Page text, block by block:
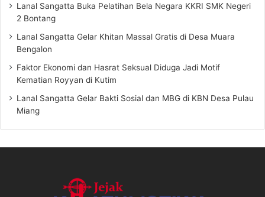
Lanal Sangatta Buka Pelatihan Bela Negara KKRI SMK Negeri
2 Bontang
Lanal Sangatta Gelar Khitan Massal Gratis di Desa Muara
Bengalon
Faktor Ekonomi dan Hasrat Seksual Diduga Jadi Motif
Kematian Royyan di Kutim
Lanal Sangatta Gelar Bakti Sosial dan MBG di KBN Desa Pulau
Miang